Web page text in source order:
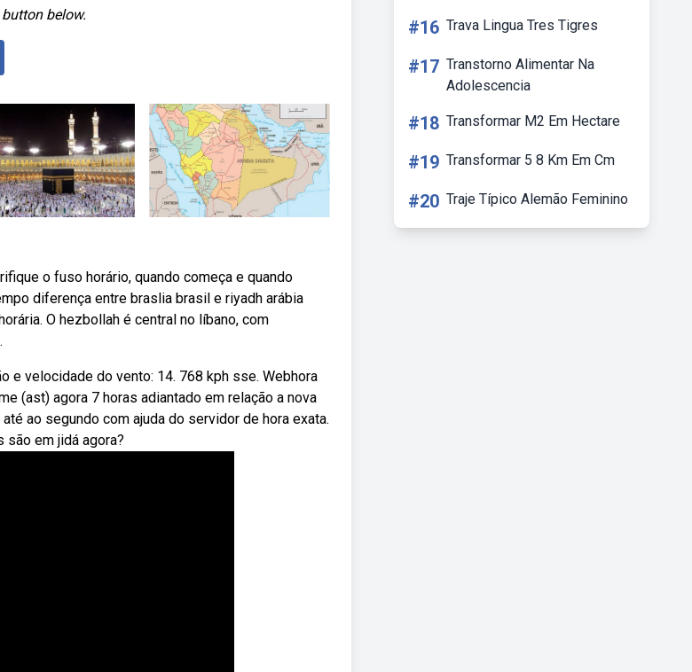
below.
o fuso horário, quando começa e quando
diferença entre braslia brasil e riyadh arábia
O hezbollah é central no líbano, com
e velocidade do vento: 14. 768 kph sse. Webhora
(ast) agora 7 horas adiantado em relação a nova
ao segundo com ajuda do servidor de hora exata.
são em jidá agora?
#16 Trava Lingua Tres Tigres
#17 Transtorno Alimentar Na
Adolescencia
#18 Transformar M2 Em Hectare
#19 Transformar 5 8 Km Em Cm
#20 Traje Típico Alemão Feminino